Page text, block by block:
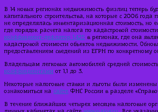
В 14 новых регионах недвижимость физлиц теперь
капитального строительства, на которые с 2006
не определялась инвентаризационная стоимость, но
где порядок расчета налога по кадастровой
коэффициент-дефлятор 1,425 в регионах, где она
кадастровой стоимости объектов недвижимости.
предоставлением сведений из ЕГРН по конкретному
Владельцам легковых автомобилей средней
коэффициентами от 1,1 до 3.
Некоторые налоговые ставки и льготы были
ознакомиться на сайте ФНС России в разделе
В течение ближайших четырех месяцев налоговые